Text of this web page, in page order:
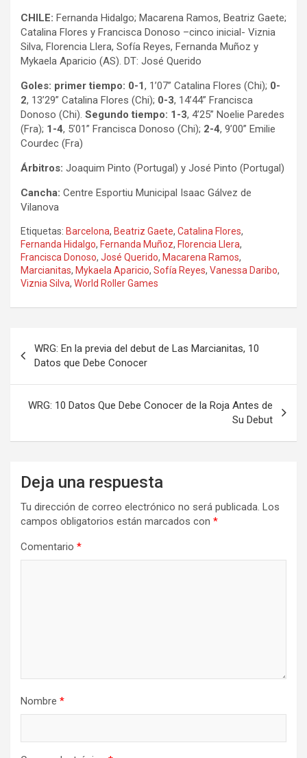
CHILE: Fernanda Hidalgo; Macarena Ramos, Beatriz Gaete;
Catalina Flores y Francisca Donoso –cinco inicial- Viznia
Silva, Florencia Llera, Sofía Reyes, Fernanda Muñoz y
Mykaela Aparicio (AS). DT: José Querido
Goles: primer tiempo: 0-1, 1’07” Catalina Flores (Chi); 0-
2, 13’29” Catalina Flores (Chi); 0-3, 14’44” Francisca
Donoso (Chi). Segundo tiempo: 1-3, 4’25” Noelie Paredes
(Fra); 1-4, 5’01” Francisca Donoso (Chi); 2-4, 9’00” Emilie
Courdec (Fra)
Árbitros: Joaquim Pinto (Portugal) y José Pinto (Portugal)
Cancha: Centre Esportiu Municipal Isaac Gálvez de
Vilanova
Etiquetas: Barcelona, Beatriz Gaete, Catalina Flores,
Fernanda Hidalgo, Fernanda Muñoz, Florencia Llera,
Francisca Donoso, José Querido, Macarena Ramos,
Marcianitas, Mykaela Aparicio, Sofía Reyes, Vanessa Daribo,
Viznia Silva, World Roller Games
de
entradas
WRG: En la previa del debut de Las Marcianitas, 10
Datos que Debe Conocer
WRG: 10 Datos Que Debe Conocer de la Roja Antes de
Su Debut
Deja una respuesta
Tu dirección de correo electrónico no será publicada. Los
campos obligatorios están marcados con *
Comentario *
Nombre *